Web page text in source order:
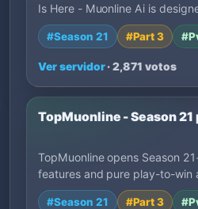
Is Here - Muonline Ai is
#Season 21 #Part 3
Ver servidor· 2,871 votos
TopMuonline - Season 21
TopMuonline opens Season
features and pure play-to-win
#Season 21 #Part 3